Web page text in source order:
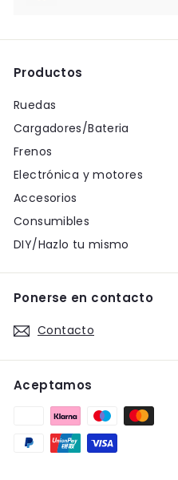
Productos
Ruedas
Cargadores/Bateria
Frenos
Electrónica y motores
Accesorios
Consumibles
DIY/Hazlo tu mismo
Ponerse en contacto
Contacto
Aceptamos